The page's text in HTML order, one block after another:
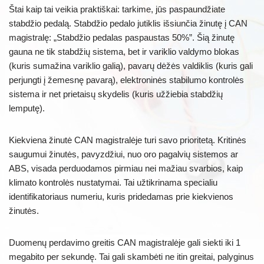
Štai kaip tai veikia praktiškai: tarkime, jūs paspaundžiate
stabdžio pedalą. Stabdžio pedalo jutiklis išsiunčia žinutę į CAN
magistralę: „Stabdžio pedalas paspaustas 50%”. Šią žinutę
gauna ne tik stabdžių sistema, bet ir variklio valdymo blokas
(kuris sumažina variklio galią), pavarų dėžės valdiklis (kuris gali
perjungti į žemesnę pavarą), elektroninės stabilumo kontrolės
sistema ir net prietaisų skydelis (kuris užžiebia stabdžių
lemputę).
Kiekviena žinutė CAN magistralėje turi savo prioritetą. Kritinės
saugumui žinutės, pavyzdžiui, nuo oro pagalvių sistemos ar
ABS, visada perduodamos pirmiau nei mažiau svarbios, kaip
klimato kontrolės nustatymai. Tai užtikrinama specialiu
identifikatoriaus numeriu, kuris pridedamas prie kiekvienos
žinutės.
Duomenų perdavimo greitis CAN magistralėje gali siekti iki 1
megabito per sekundę. Tai gali skambėti ne itin greitai, palyginus